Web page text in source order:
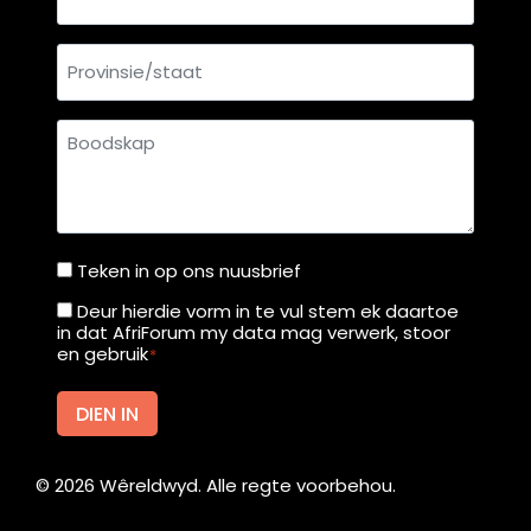
Provinsie/staat
Boodskap
Teken
in
op
ons
nuusbrief
Teken in op ons nuusbrief
Deur
hierdie
te
vul
Deur hierdie vorm in te vul stem ek daartoe
in dat AfriForum my data mag verwerk, stoor
en gebruik*
DIEN IN
© 2026 Wêreldwyd. Alle regte voorbehou.